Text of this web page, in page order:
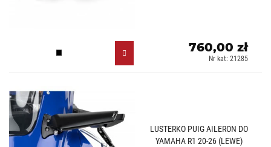
Czarny (N)
760,00 zł
Nr kat: 21285
LUSTERKO PUIG AILERON DO
YAMAHA R1 20-26 (LEWE)